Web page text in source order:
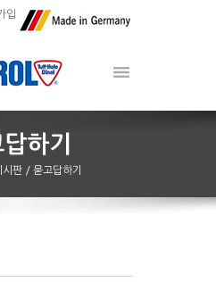
입
시판 / 묻고답하기